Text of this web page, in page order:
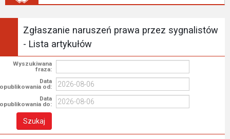
Zgłaszanie naruszeń prawa przez sygnalistów
- Lista artykułów
Wyszukiwana
fraza:
Data
opublikowania od:
Data
opublikowania do: